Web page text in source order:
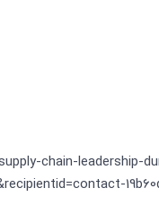
chain-leadership-